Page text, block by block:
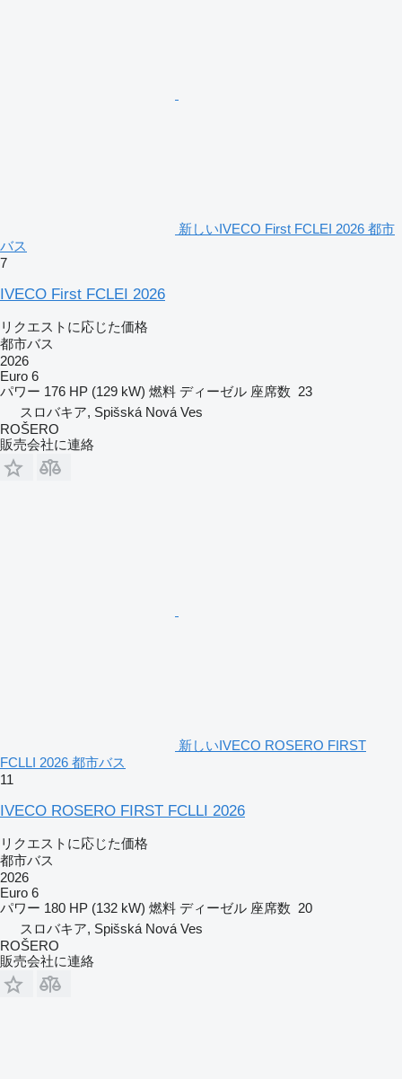
新しいIVECO First FCLEI 2026 都市
バス
7
IVECO First FCLEI 2026
リクエストに応じた価格
都市バス
2026
Euro 6
パワー 176 HP (129 kW) 燃料 ディーゼル 座席数 23
スロバキア, Spišská Nová Ves
ROŠERO
販売会社に連絡
新しいIVECO ROSERO FIRST
FCLLI 2026 都市バス
11
IVECO ROSERO FIRST FCLLI 2026
リクエストに応じた価格
都市バス
2026
Euro 6
パワー 180 HP (132 kW) 燃料 ディーゼル 座席数 20
スロバキア, Spišská Nová Ves
ROŠERO
販売会社に連絡